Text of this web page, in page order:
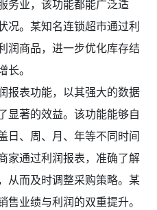
务业，该功能都能广泛适
况。某知名连锁超市通过利
润商品，进一步优化库存结
。
报表功能，以其强大的数据
显著的效益。该功能能够自
日、周、月、年等不同时间
家通过利润报表，准确了解
从而及时调整采购策略。某
业绩与利润的双重提升。